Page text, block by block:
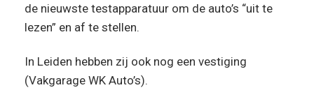
de nieuwste testapparatuur om de auto’s “uit te
lezen” en af te stellen.
In Leiden hebben zij ook nog een vestiging
(Vakgarage WK Auto’s).